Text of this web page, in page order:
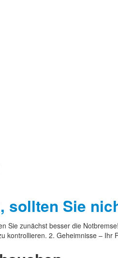
sollten Sie
Sie zunächst besser die
kontrollieren. 2. Geheimnisse –